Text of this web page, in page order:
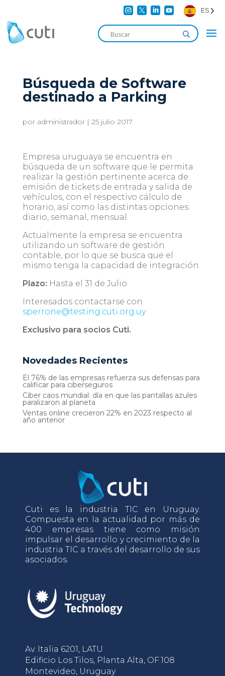
    ES
Búsqueda de Software
destinado a Parking
por administrador| 25 julio 2017
Empresa uruguaya se encuentra en
búsqueda de un software que le permita
realizar la gestión pertinente acerca de
emisión de tickets de entrada y salida de
vehículos, con el respectivo cálculo de
horario, así como las distintas opciones:
diario, semanal, mensual.
Actualmente la empresa se encuentra
utilizando un software de gestión
contable, por lo que se busca que el
mismo tenga la capacidad de integración.
Plazo: Hasta el 31 de Julio
Interesados contactarse con
sperrone@testing.cuti.org.uy
Exclusivo para socios Cuti.
Novedades Recientes
El 76% de las empresas refuerza sus defensas para
calificar para ciberseguros
Ciber caos mundial: día en que las pantallas azules
paralizaron al planeta
Ventas online crecieron 22% en 2023 respecto al
año anterior
Cuti es la industria TIC en Uruguay.
Compuesta en la actualidad por más de
400 empresas tiene como misión
impulsar el desarrollo y crecimiento de la
industria TIC a través del desarrollo de sus
asociados.
Av. Italia 6201, LATU
Edificio Los Tilos, Planta Alta, OF.108
Montevideo, Uruguay